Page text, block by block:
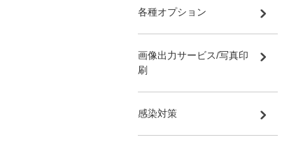
各種オプション
画像出力サービス/写真印
刷
感染対策